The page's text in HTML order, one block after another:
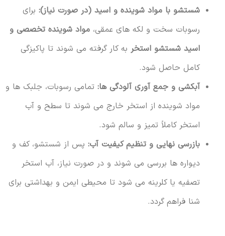
شستشو با مواد شوینده و اسید (در صورت نیاز):برای
رسوبات سخت و لکه های عمقی، مواد شوینده تخصصی و
اسید شستشو استخربه کار گرفته می شوند تا پاکیزگی
کامل حاصل شود.
آبکشی و جمع آوری آلودگی ها:تمامی رسوبات، جلبک ها و
مواد شوینده از استخر خارج می شوند تا سطح و آب
استخر کاملاً تمیز و سالم شود.
بازرسی نهایی و تنظیم کیفیت آب:پس از شستشو، کف و
دیواره ها بررسی می شوند و در صورت نیاز، آب استخر
تصفیه یا کلرینه می شود تا محیطی ایمن و بهداشتی برای
شنا فراهم گردد.